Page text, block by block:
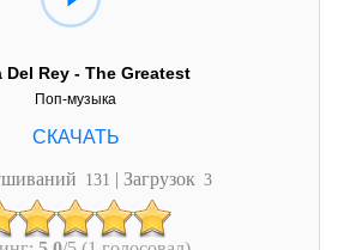
Del Rey - The Greatest
Поп-музыка
131 | Загрузок 3